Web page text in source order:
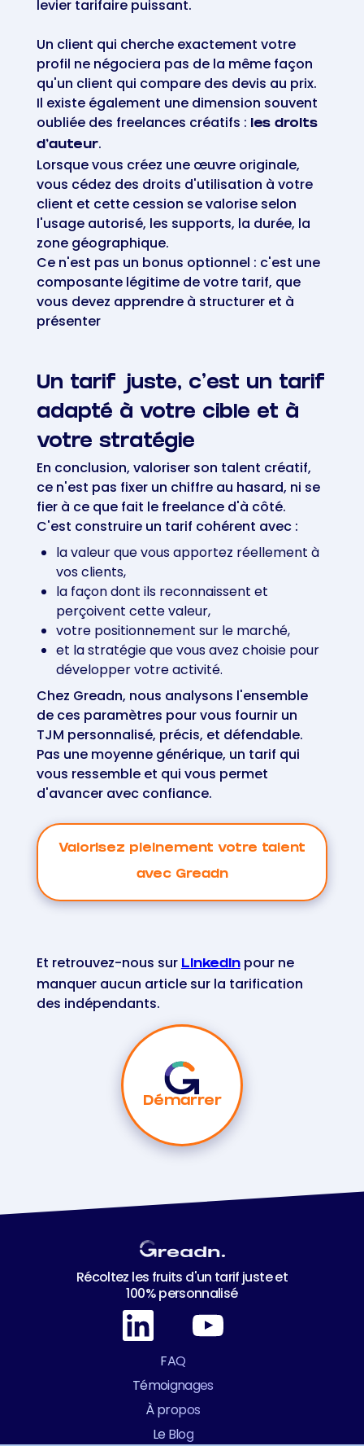
levier tarifaire puissant.
Un client qui cherche exactement votre
profil ne négociera pas de la même façon
qu'un client qui compare des devis au prix.
Il existe également une dimension souvent
oubliée des freelances créatifs : les droits
d'auteur.
Lorsque vous créez une œuvre originale,
vous cédez des droits d'utilisation à votre
client et cette cession se valorise selon
l'usage autorisé, les supports, la durée, la
zone géographique.
Ce n'est pas un bonus optionnel : c'est une
composante légitime de votre tarif, que
vous devez apprendre à structurer et à
présenter
Un tarif juste, c'est un tarif
adapté à votre cible et à
votre stratégie
En conclusion, valoriser son talent créatif,
ce n'est pas fixer un chiffre au hasard, ni se
fier à ce que fait le freelance d'à côté.
C'est construire un tarif cohérent avec :
la valeur que vous apportez réellement à
vos clients,
la façon dont ils reconnaissent et
perçoivent cette valeur,
votre positionnement sur le marché,
et la stratégie que vous avez choisie pour
développer votre activité.
Chez Greadn, nous analysons l'ensemble
de ces paramètres pour vous fournir un
TJM personnalisé, précis, et défendable.
Pas une moyenne générique, un tarif qui
vous ressemble et qui vous permet
d'avancer avec confiance.
Valorisez pleinement votre talent
avec Greadn
Et retrouvez-nous sur LinkedInpour ne
manquer aucun article sur la tarification
des indépendants.
Démarrer
Récoltez les fruits d'un tarif juste et
100% personnalisé
FAQ
Témoignages
À propos
Le Blog